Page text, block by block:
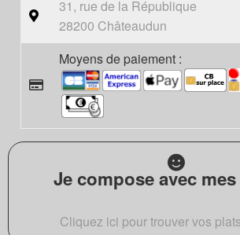
31, rue de la République
28200 Châteaudun
Moyens de paiement :
Je compose avec
Cliquez ici pour trouver vos